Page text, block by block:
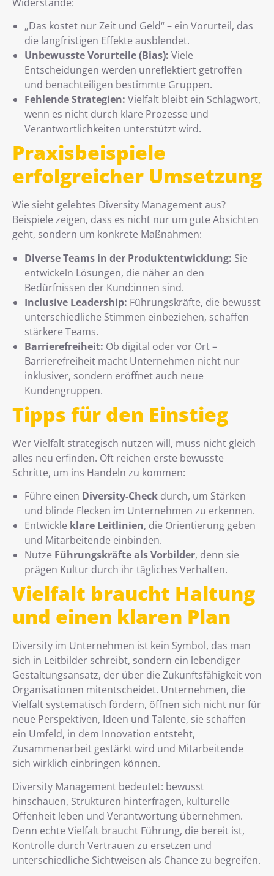
„Das kostet nur Zeit und Geld“ – ein Vorurteil, das
die langfristigen Effekte ausblendet.
Unbewusste Vorurteile (Bias): Viele
Entscheidungen werden unreflektiert getroffen
und benachteiligen bestimmte Gruppen.
Fehlende Strategien: Vielfalt bleibt ein Schlagwort,
wenn es nicht durch klare Prozesse und
Verantwortlichkeiten unterstützt wird.
Praxisbeispiele
erfolgreicher Umsetzung
Wie sieht gelebtes Diversity Management aus?
Beispiele zeigen, dass es nicht nur um gute Absichten
geht, sondern um konkrete Maßnahmen:
Diverse Teams in der Produktentwicklung: Sie
entwickeln Lösungen, die näher an den
Bedürfnissen der Kund:innen sind.
Inclusive Leadership: Führungskräfte, die bewusst
unterschiedliche Stimmen einbeziehen, schaffen
stärkere Teams.
Barrierefreiheit: Ob digital oder vor Ort –
Barrierefreiheit macht Unternehmen nicht nur
inklusiver, sondern eröffnet auch neue
Kundengruppen.
Tipps für den Einstieg
Wer Vielfalt strategisch nutzen will, muss nicht gleich
alles neu erfinden. Oft reichen erste bewusste
Schritte, um ins Handeln zu kommen:
Führe einen Diversity-Check durch, um Stärken
und blinde Flecken im Unternehmen zu erkennen.
Entwickle klare Leitlinien, die Orientierung geben
und Mitarbeitende einbinden.
Nutze Führungskräfte als Vorbilder, denn sie
prägen Kultur durch ihr tägliches Verhalten.
Vielfalt braucht Haltung
und einen klaren Plan
Diversity im Unternehmen ist kein Symbol, das man
sich in Leitbilder schreibt, sondern ein lebendiger
Gestaltungsansatz, der über die Zukunftsfähigkeit von
Organisationen mitentscheidet. Unternehmen, die
Vielfalt systematisch fördern, öffnen sich nicht nur für
neue Perspektiven, Ideen und Talente, sie schaffen
ein Umfeld, in dem Innovation entsteht,
Zusammenarbeit gestärkt wird und Mitarbeitende
sich wirklich einbringen können.
Diversity Management bedeutet: bewusst
hinschauen, Strukturen hinterfragen, kulturelle
Offenheit leben und Verantwortung übernehmen.
Denn echte Vielfalt braucht Führung, die bereit ist,
Kontrolle durch Vertrauen zu ersetzen und
unterschiedliche Sichtweisen als Chance zu begreifen.